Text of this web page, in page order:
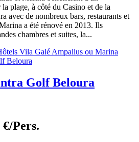
plage, à côté du Casino et de la
avec de nombreux bars, restaurants et
a été rénové en 2013. Ils
chambres et suites, la...
Vila Galé Ampalius ou Marina
Golf Beloura
€/Pers.